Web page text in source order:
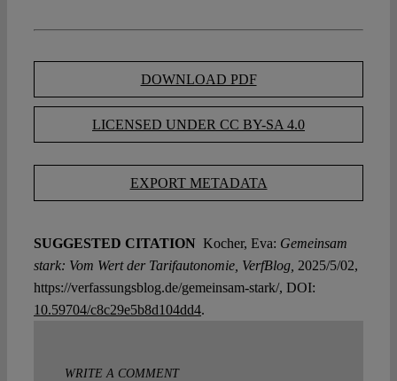
DOWNLOAD PDF
LICENSED UNDER CC BY-SA 4.0
EXPORT METADATA
SUGGESTED CITATION Kocher, Eva: Gemeinsam
stark: Vom Wert der Tarifautonomie, VerfBlog, 2025/5/02,
https://verfassungsblog.de/gemeinsam-stark/, DOI:
10.59704/c8c29e5b8d104dd4.
WRITE A COMMENT